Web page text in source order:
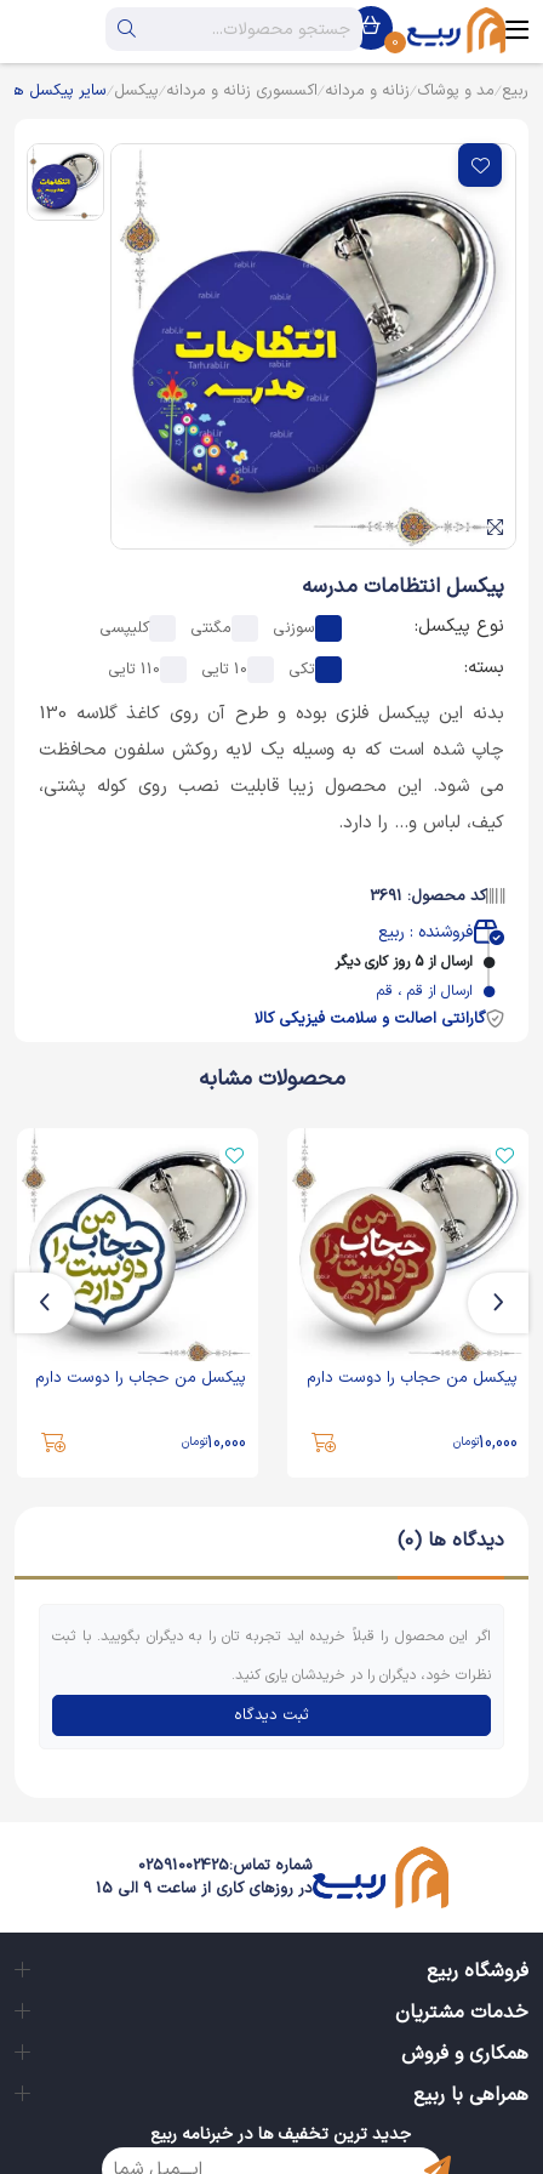
0
ربیع مد و پوشاک زنانه و مردانه اکسسوری زنانه و مردانه پیکسل سایر پیکسل ها
پیکسل انتظامات مدرسه
نوع پیکسل: سوزنی مگنتی کلیپسی
بسته: تکی 10 تایی 110 تایی
بدنه این پیکسل فلزی بوده و طرح آن روی کاغذ گلاسه 130
چاپ شده است که به وسیله یک لایه روکش سلفون محافظت
می شود. این محصول زیبا قابلیت نصب روی کوله پشتی،
کیف، لباس و... را دارد.
کد محصول: 3691
فروشنده : ربیع
ارسال از 5 روز کاری دیگر
ارسال از قم ، قم
گارانتی اصالت و سلامت فیزیکی کالا
محصولات مشابه
پیکسل من حجاب را دوست دارم
10,000تومان
پیکسل من حجاب را دوست دارم
10,000تومان
دیدگاه ها (0)
اگر این محصول را قبلاً خریده اید تجربه تان را به دیگران بگویید. با ثبت
نظرات خود، دیگران را در خریدشان یاری کنید.
ثبت دیدگاه
شماره تماس:02591002425
در روزهای کاری از ساعت 9 الی 15
فروشگاه ربیع
خدمات مشتریان
همکاری و فروش
همراهی با ربیع
جدید ترین تخفیف ها در خبرنامه ربیع